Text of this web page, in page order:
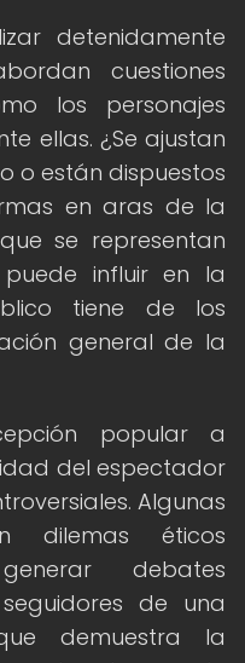
detenidamente
cuestiones
los personajes
ellas. ¿Se ajustan
o están dispuestos
en aras de la
se representan
influir en la
tiene de los
general de la
popular a
del espectador
Algunas
dilemas éticos
debates
de una
demuestra la